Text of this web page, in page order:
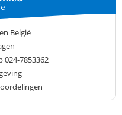
België
024-7853362